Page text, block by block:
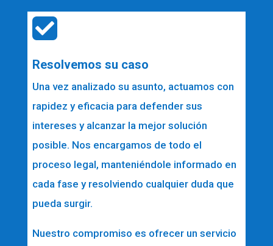

Resolvemos su caso
Una vez analizado su asunto, actuamos con
rapidez y eficacia para defender sus
intereses y alcanzar la mejor solución
posible. Nos encargamos de todo el
proceso legal, manteniéndole informado en
cada fase y resolviendo cualquier duda que
pueda surgir.
Nuestro compromiso es ofrecer un servicio